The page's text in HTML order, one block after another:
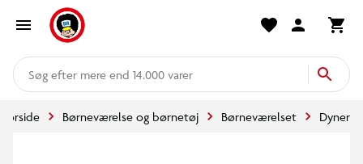
mere end 14.000 varer
Forside Børneværelse og børnetøj Børneværelset Dyner